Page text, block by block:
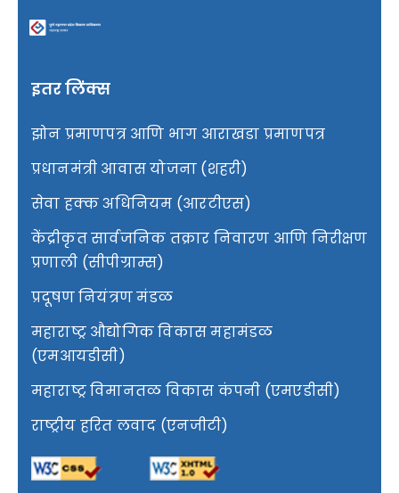
इतर लिंक्स
झोन प्रमाणपत्र आणि भाग आराखडा प्रमाणपत्र
प्रधानमंत्री आवास योजना (शहरी)
सेवा हक्क अधिनियम (आरटीएस)
केंद्रीकृत सार्वजनिक तक्रार निवारण आणि निरीक्षण
प्रणाली (सीपीग्राम्स)
प्रदूषण नियंत्रण मंडळ
महाराष्ट्र औद्योगिक विकास महामंडळ
(एमआयडीसी)
महाराष्ट्र विमानतळ विकास कंपनी (एमएडीसी)
राष्ट्रीय हरित लवाद (एनजीटी)